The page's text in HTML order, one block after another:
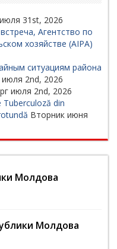
31st, 2026
Агентство по
хозяйстве (AIPA)
ситуациям района
июля 2nd, 2026
июля 2nd, 2026
din
Вторник июня
Молдова
Молдова